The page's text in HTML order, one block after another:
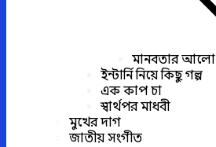
মানবতার আলো
ইন্টার্নি নিয়ে কিছু গল্প
এক কাপ চা
স্বার্থপর মাধবী
মুখের দাগ
জাতীয় সংগীত